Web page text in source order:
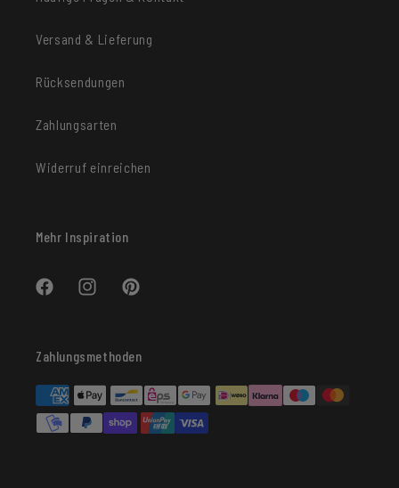
Versand & Lieferung
Rücksendungen
Zahlungsarten
Widerruf einreichen
Mehr Inspiration
FacebookInstagramPinterest
Zahlungsmethoden